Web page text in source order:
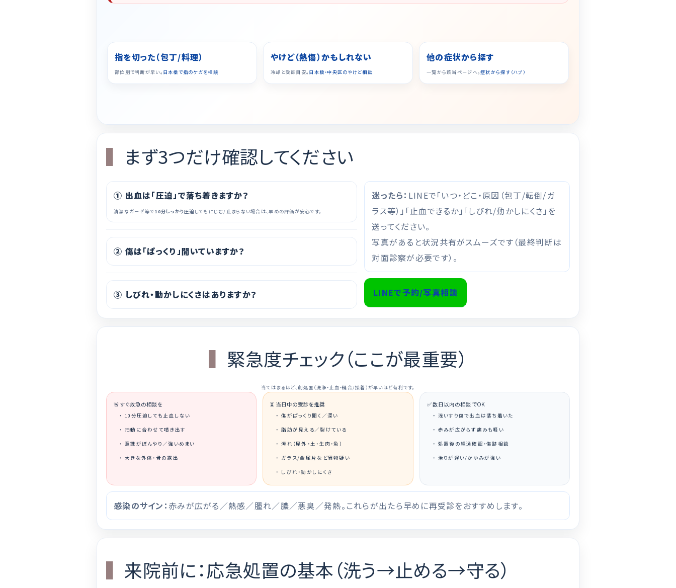
指を切った（包丁/料理）
部位別で判断が早い。 日本橋で指のケガを相談
やけど（熱傷）かもしれない
冷却と受診目安。 日本橋・中央区のやけど相談
他の症状から探す
一覧から該当ページへ。症状から探す（ハブ）
まず3つだけ確認してください
① 出血は「圧迫」で落ち着きますか？
清潔なガーゼ等で10分しっかり圧迫 してもにじむ/止まらない場合は、早めの評価が安心です。
② 傷は「ぱっくり」開いていますか？
③ しびれ・動かしにくさはありますか？
迷ったら： LINEで「いつ・どこ・原因（包丁/転倒/ガ
ラス等）」「止血できるか」「しびれ/動かしにくさ」を
送ってください。
写真があると状況共有がスムーズです（最終判断は
対面診察が必要です）。
LINEで予約/写真相談
緊急度チェック（ここが最重要）
当てはまるほど、創処置（洗浄・止血・縫合/接着）が早いほど有利です。
🚨 すぐ救急の相談を
10分圧迫しても止血しない
拍動に合わせて噴き出す
意識がぼんやり／強いめまい
大きな外傷・骨の露出
⏳ 当日中の受診を推奨
傷がぱっくり開く／深い
脂肪が見える／裂けている
汚れ（屋外・土・生肉・魚）
ガラス/金属片など異物疑い
しびれ・動かしにくさ
✅ 数日以内の相談でOK
浅いすり傷で出血は落ち着いた
赤みが広がらず痛みも軽い
処置後の経過確認・傷跡相談
治りが遅い/かゆみが強い
感染のサイン： 赤みが広がる／熱感／腫れ／膿／悪臭／発熱。これらが出たら早めに再受診をおすすめします。
来院前に：応急処置の基本（洗う→止める→守る）